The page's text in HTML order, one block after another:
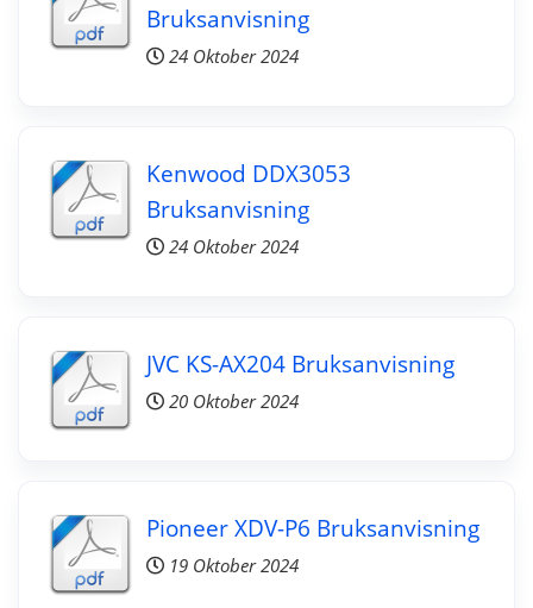
Bruksanvisning
24 Oktober 2024
Kenwood DDX3053
Bruksanvisning
24 Oktober 2024
JVC KS-AX204 Bruksanvisning
20 Oktober 2024
Pioneer XDV-P6 Bruksanvisning
19 Oktober 2024